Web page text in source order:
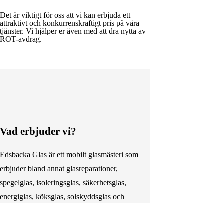
Det är viktigt för oss att vi kan erbjuda ett
attraktivt och konkurrenskraftigt pris på våra
tjänster. Vi hjälper er även med att dra nytta av
ROT-avdrag.
Vad erbjuder vi?
Edsbacka Glas är ett mobilt glasmästeri som
erbjuder bland annat glasreparationer,
spegelglas, isoleringsglas, säkerhetsglas,
energiglas, köksglas, solskyddsglas och